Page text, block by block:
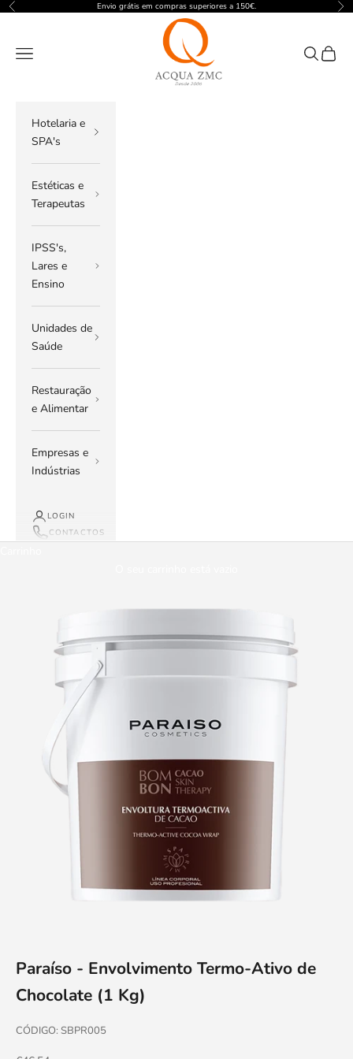
Pular para o conteúdo
Anterior Envio grátis em compras superiores a 150€.
ACQUA ZMC
Menu
Pesquisar
Hotelaria e
SPA's
Estéticas e
Terapeutas
IPSS's,
Lares e
Ensino
Unidades de
Saúde
Restauração
e Alimentar
Empresas e
Indústrias
LOGIN
CONTACTOS
Paraíso - Envolvimento Termo-Ativo de
Chocolate (1 Kg)
CÓDIGO: SBPR005